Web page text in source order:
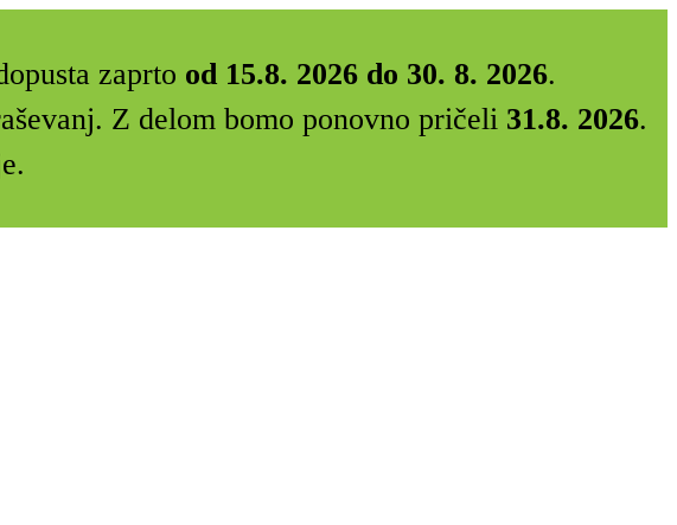
zaprto od 15.8. 2026 do 30. 8. 2026.
Z delom bomo ponovno pričeli 31.8. 2026.